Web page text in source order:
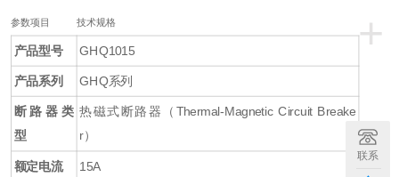
+
参数项目 技术规格
产品型号 GHQ1015
产品系列 GHQ系列
断路器类
型
热磁式断路器（Thermal-Magnetic Circuit Breake
r）
额定电流 15A
联系